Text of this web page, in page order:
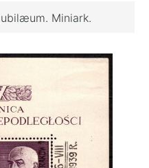
Miniark.